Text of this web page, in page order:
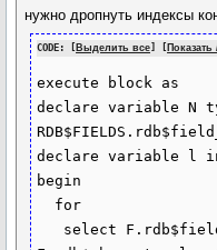
нужно дропнуть индексы
CODE: [ Выделить все] [
execute block as
declare variable N
declare variable l
begin